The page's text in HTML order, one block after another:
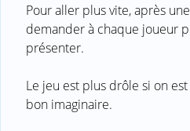
Pour aller plus vite, après
demander à chaque joueur
présenter.
Le jeu est plus drôle si on
bon imaginaire.